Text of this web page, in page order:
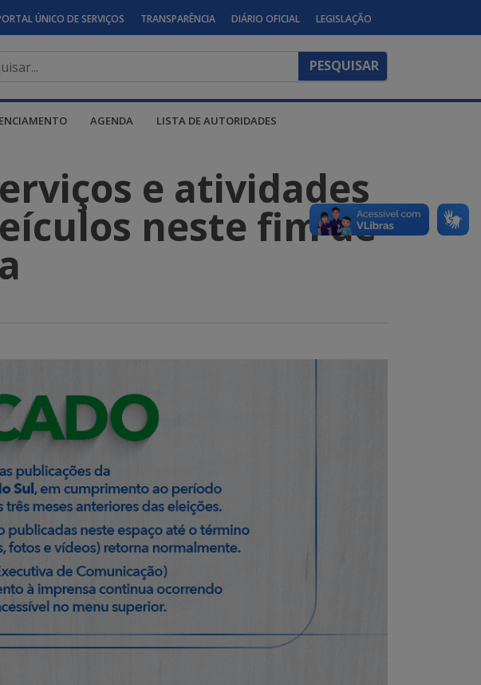
ÚNICO DE SERVIÇOS TRANSPARÊNCIA DIÁRIO OFICIAL LEGISLAÇÃO
AGENDA LISTA DE AUTORIDADES
e atividades
neste fim de